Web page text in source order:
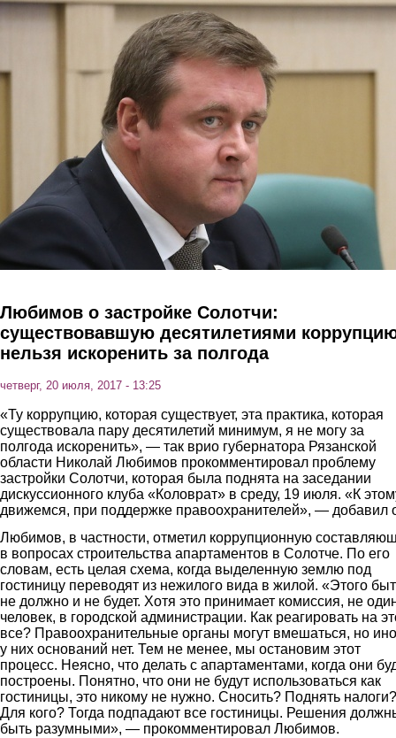
Перейти к основному содержанию
Любимов о застройке Солотчи:
существовавшую десятилетиями
нельзя искоренить за полгода
четверг, 20 июля, 2017 - 13:25
«Ту коррупцию, которая существует, эта практика, которая
существовала пару десятилетий минимум, я не могу за
полгода искоренить», — так врио губернатора Рязанской
области Николай Любимов прокомментировал проблему
застройки Солотчи, которая была поднята на заседании
дискуссионного клуба «Коловрат» в среду, 19 июля. «К
движемся, при поддержке правоохранителей», — добавил
Любимов, в частности, отметил коррупционную
в вопросах строительства апартаментов в Солотче. По его
словам, есть целая схема, когда выделенную землю под
гостиницу переводят из нежилого вида в жилой. «Этого
не должно и не будет. Хотя это принимает комиссия, не
человек, в городской администрации. Как реагировать на
все? Правоохранительные органы могут вмешаться, но
у них оснований нет. Тем не менее, мы остановим этот
процесс. Неясно, что делать с апартаментами, когда они
построены. Понятно, что они не будут использоваться как
гостиницы, это никому не нужно. Сносить? Поднять налоги?
Для кого? Тогда подпадают все гостиницы. Решения
быть разумными», — прокомментировал Любимов.